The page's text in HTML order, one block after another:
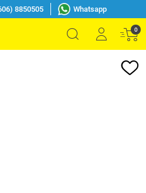
8850505 Whatsapp
0